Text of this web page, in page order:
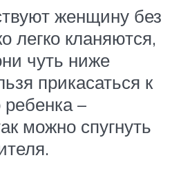
женщину без
легко кланяются,
чуть ниже
прикасаться к
ребенка –
можно спугнуть